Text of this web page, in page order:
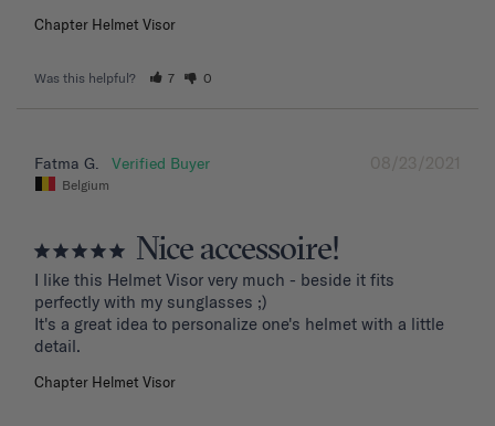
Chapter Helmet Visor
Was this helpful? 7 0
08/23/2021
Fatma G.
Belgium
Nice accessoire!
I like this Helmet Visor very much - beside it fits
perfectly with my sunglasses ;)
It's a great idea to personalize one's helmet with a little
detail.
Chapter Helmet Visor